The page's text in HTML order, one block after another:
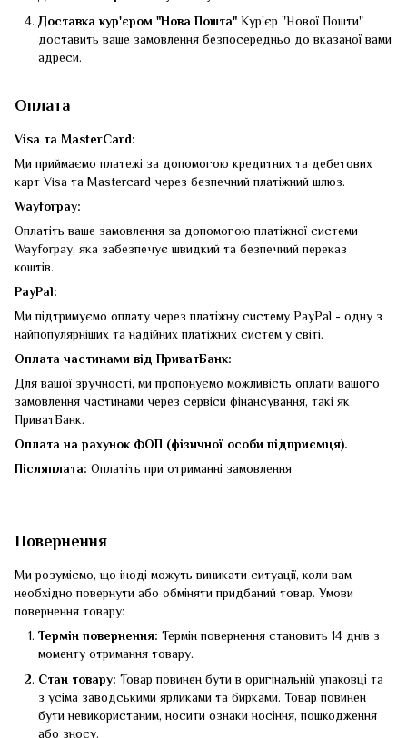
Доставка кур'єром "Нова Пошта"Кур'єр "Нової Пошти"
доставить ваше замовлення безпосередньо до вказаної вами
адреси.
Оплата
Visa та MasterCard:
Ми приймаємо платежі за допомогою кредитних та дебетових
карт Visa та Mastercard через безпечний платіжний шлюз.
Wayforpay:
Оплатіть ваше замовлення за допомогою платіжної системи
Wayforpay, яка забезпечує швидкий та безпечний переказ
коштів.
PayPal:
Ми підтримуємо оплату через платіжну систему PayPal - одну з
найпопулярніших та надійних платіжних систем у світі.
Оплата частинами від ПриватБанк:
Для вашої зручності, ми пропонуємо можливість оплати вашого
замовлення частинами через сервіси фінансування, такі як
ПриватБанк.
Оплата на рахунок ФОП (фізичної особи підприємця).
Післяплата: Оплатіть при отриманні замовлення
Повернення
Ми розуміємо, що іноді можуть виникати ситуації, коли вам
необхідно повернути або обміняти придбаний товар. Умови
повернення товару:
Термін повернення: Термін повернення становить 14 днів з
моменту отримання товару.
Стан товару: Товар повинен бути в оригінальній упаковці та
з усіма заводськими ярликами та бирками. Товар повинен
бути невикористаним, носити ознаки носіння, пошкодження